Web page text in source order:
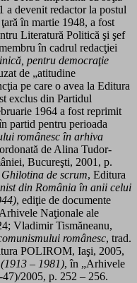
a devenit redactor la postul
în martie 1948, a fost
Literatură Politică şi şef
în cadrul redacţiei
pentru democraţie
de „atitudine
pe care o avea la Editura
exclus din Partidul
1964 a fost reprimit
partid pentru perioada
românesc în arhiva
de Alina Tudor-
Bucureşti, 2001, p.
Ghilotina de scrum, Editura
din România în anii celui
, ediţie de documente
Naţionale ale
Vladimir Tismăneanu,
românesc, trad.
POLIROM, Iaşi, 2005,
– 1981), în „Arhivele
2005, p. 252 – 256.